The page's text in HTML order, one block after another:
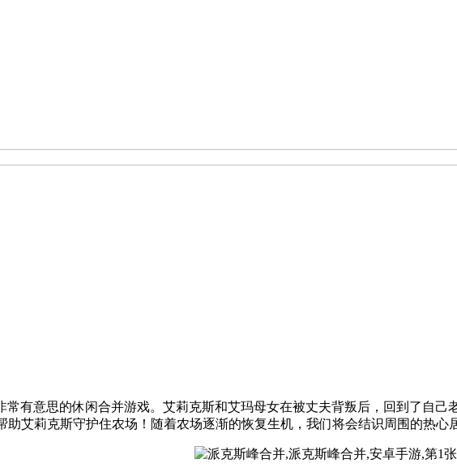
常有意思的休闲合并游戏。艾莉克斯和艾玛母女在被丈夫背叛后，回到了自
助艾莉克斯守护住农场！随着农场逐渐的恢复生机，我们将会结识周围的热心